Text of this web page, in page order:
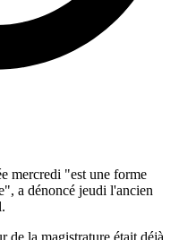
mercredi "est une forme
a dénoncé jeudi l'ancien
de la magistrature était déjà